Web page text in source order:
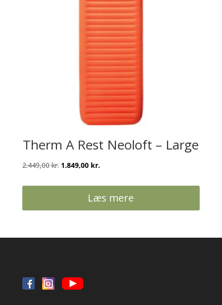
Therm A Rest Neoloft – Large
2.449,00kr. Den
pris
2.449,00 kr..
1.849,00 kr.Den
pris
er:
1.849,00 kr..
Læs mere